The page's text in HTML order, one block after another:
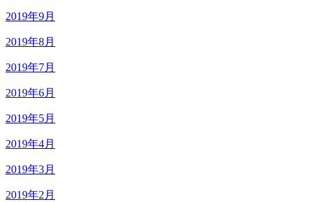
2019年9月
2019年8月
2019年7月
2019年6月
2019年5月
2019年4月
2019年3月
2019年2月